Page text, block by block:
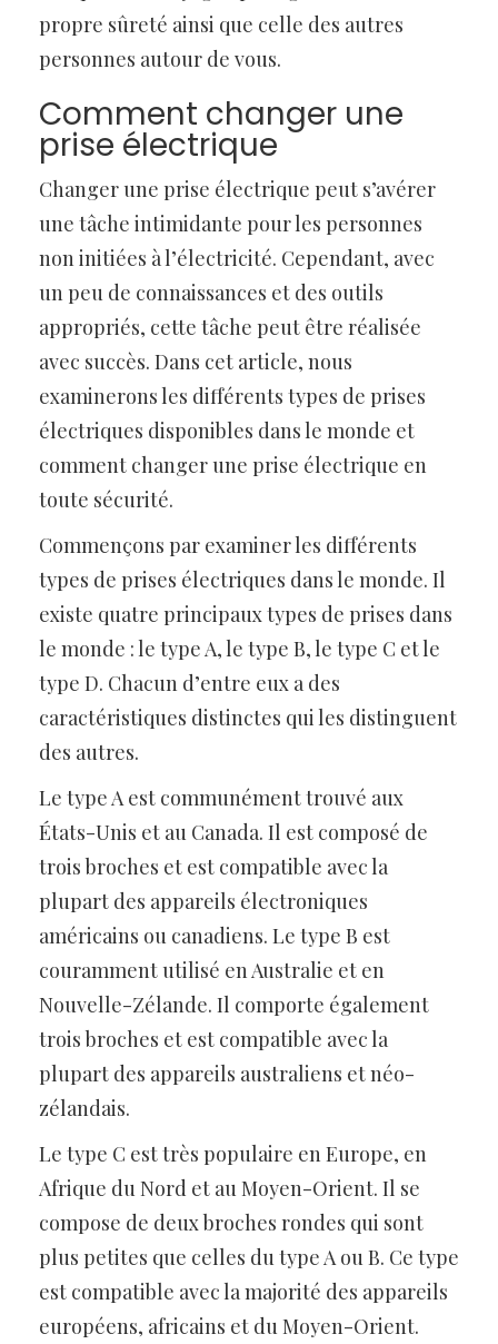
propre sûreté ainsi que celle des autres
personnes autour de vous.
Comment changer une
prise électrique
Changer une prise électrique peut s’avérer
une tâche intimidante pour les personnes
non initiées à l’électricité. Cependant, avec
un peu de connaissances et des outils
appropriés, cette tâche peut être réalisée
avec succès. Dans cet article, nous
examinerons les différents types de prises
électriques disponibles dans le monde et
comment changer une prise électrique en
toute sécurité.
Commençons par examiner les différents
types de prises électriques dans le monde. Il
existe quatre principaux types de prises dans
le monde : le type A, le type B, le type C et le
type D. Chacun d’entre eux a des
caractéristiques distinctes qui les distinguent
des autres.
Le type A est communément trouvé aux
États-Unis et au Canada. Il est composé de
trois broches et est compatible avec la
plupart des appareils électroniques
américains ou canadiens. Le type B est
couramment utilisé en Australie et en
Nouvelle-Zélande. Il comporte également
trois broches et est compatible avec la
plupart des appareils australiens et néo-
zélandais.
Le type C est très populaire en Europe, en
Afrique du Nord et au Moyen-Orient. Il se
compose de deux broches rondes qui sont
plus petites que celles du type A ou B. Ce type
est compatible avec la majorité des appareils
européens, africains et du Moyen-Orient.